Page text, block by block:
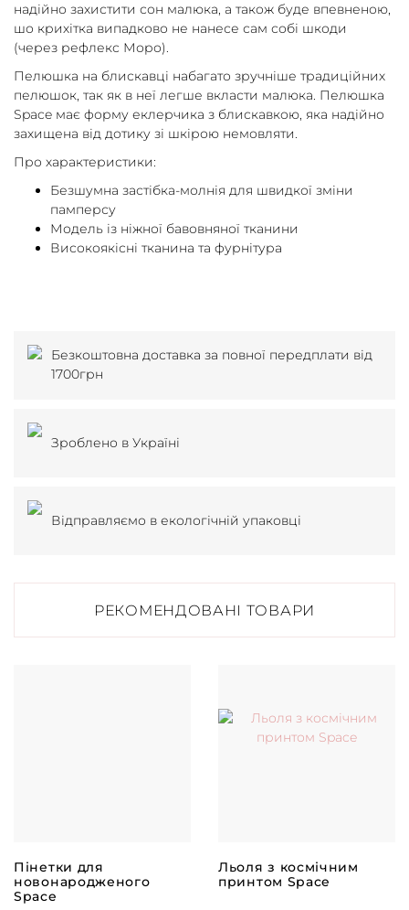
надійно захистити сон малюка, а також буде впевненою,
шо крихітка випадково не нанесе сам собі шкоди
(через рефлекс Моро).
Пелюшка на блискавці набагато зручніше традиційних
пелюшок, так як в неї легше вкласти малюка. Пелюшка
Space має форму еклерчика з блискавкою, яка надійно
захищена від дотику зі шкірою немовляти.
Про характеристики:
Безшумна застібка-молнія для швидкої зміни
памперсу
Модель із ніжної бавовняної тканини
Високоякісні тканина та фурнітура
Безкоштовна доставка за повної передплати від
1700грн
Зроблено в Україні
Відправляємо в екологічній упаковці
РЕКОМЕНДОВАНІ ТОВАРИ
Пінетки для
новонародженого
Space
Льоля з космічним
принтом Space